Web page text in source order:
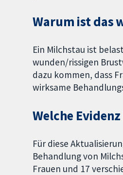
Warum ist das
Ein Milchstau ist
wunden/rissigen
dazu kommen, dass
wirksame
Welche
Für diese
Behandlung von
Frauen und 17